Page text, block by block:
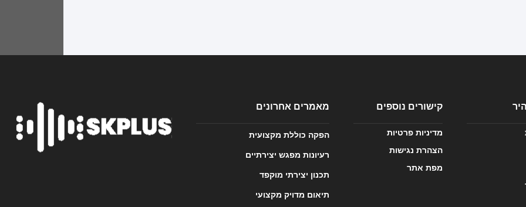
קישורים נוספים
מדיניות פרטיות
הצהרת נגישות
מפת אתר
מאמרים אחרונים
הפקה כוללת מקצועית
רעיונות מפגש יצירתיים
תכנון יצירתי מוקפד
תיאום מדויק מקצועי